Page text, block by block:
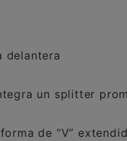
delantera
un splitter
de “V”